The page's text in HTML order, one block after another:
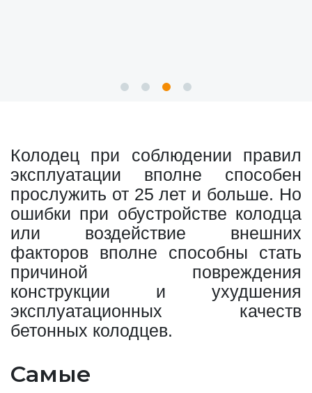
Колодец при соблюдении правил
эксплуатации вполне способен
прослужить от 25 лет и больше. Но
ошибки при обустройстве колодца
или воздействие внешних
факторов вполне способны стать
причиной повреждения
конструкции и ухудшения
эксплуатационных качеств
бетонных колодцев.
Самые